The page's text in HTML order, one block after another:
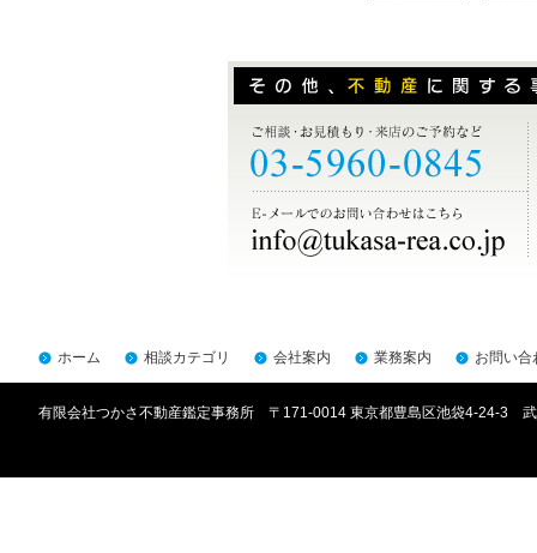
ホーム 相談カテゴリ 会社案内 業務案内 お問い合
有限会社つかさ不動産鑑定事務所 〒171-0014 東京都豊島区池袋4-24-3